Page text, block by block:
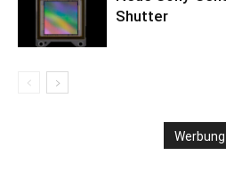
Shutter
Werbung